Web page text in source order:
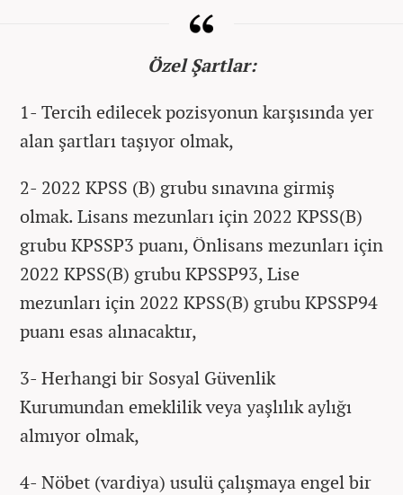
Özel Şartlar:
1- Tercih edilecek pozisyonun karşısında yer
alan şartları taşıyor olmak,
2- 2022 KPSS (B) grubu sınavına girmiş
olmak. Lisans mezunları için 2022 KPSS(B)
grubu KPSSP3 puanı, Önlisans mezunları için
2022 KPSS(B) grubu KPSSP93, Lise
mezunları için 2022 KPSS(B) grubu KPSSP94
puanı esas alınacaktır,
3- Herhangi bir Sosyal Güvenlik
Kurumundan emeklilik veya yaşlılık aylığı
almıyor olmak,
4- Nöbet (vardiya) usulü çalışmaya engel bir